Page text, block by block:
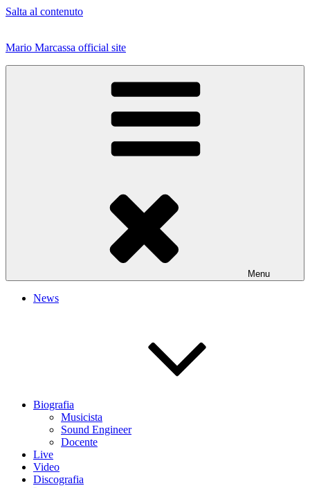
Salta al contenuto
Mario Marcassa official site
Menu
News
Biografia
Musicista
Sound Engineer
Docente
Live
Video
Discografia